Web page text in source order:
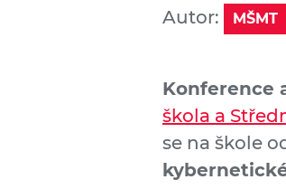
Autor: MŠMT
Konference
škola a
se na škole